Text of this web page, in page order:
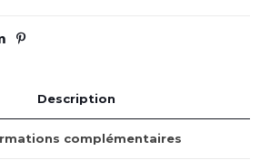
Description
complémentaires